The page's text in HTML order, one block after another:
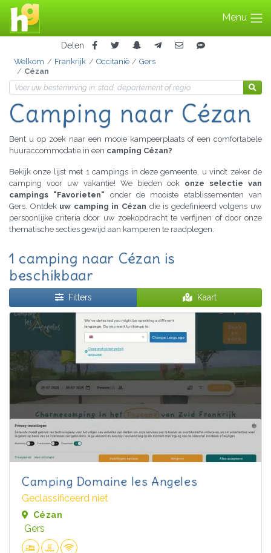
Menu
Delen
Welkom Frankrijk Occitanië
Gers
Cézan
Camping naar Cézan
Bent u op zoek naar een mooie kampeerplaats of een comfortabele
huuraccommodatie in een camping Cézan?
Bekijk onze lijst met 1 campings in deze gemeente, u vindt zeker de
camping voor uw vakantie! We bieden ook onze selectie van
campings "Favorieten" onder de mooiste etablissementen van
Gers. Ontdek uw camping in Cézan die is gedefinieerd volgens uw
persoonlijke criteria door uw zoekopdracht te verfijnen of door onze
thematische secties gewijd aan kamperen te raadplegen.
1 camping naar Cézan is
beschikbaar
Filters Kaart
Camping Domaine les Angeles
Geclassificeerd niet
Cézan
Gers